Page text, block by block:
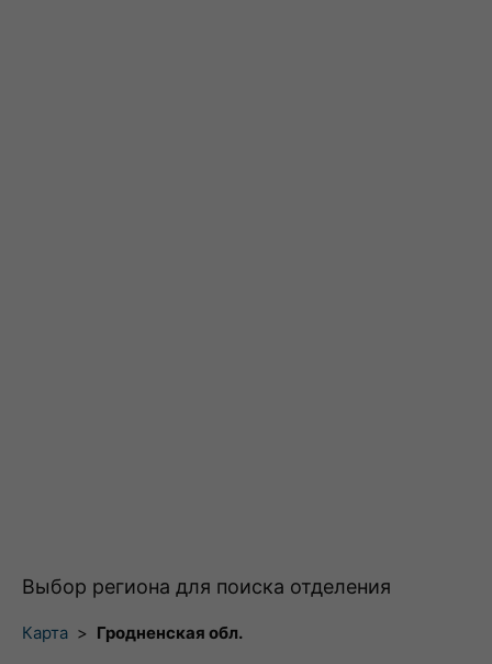
Выбор региона для поиска отделения
Карта > Гродненская обл.